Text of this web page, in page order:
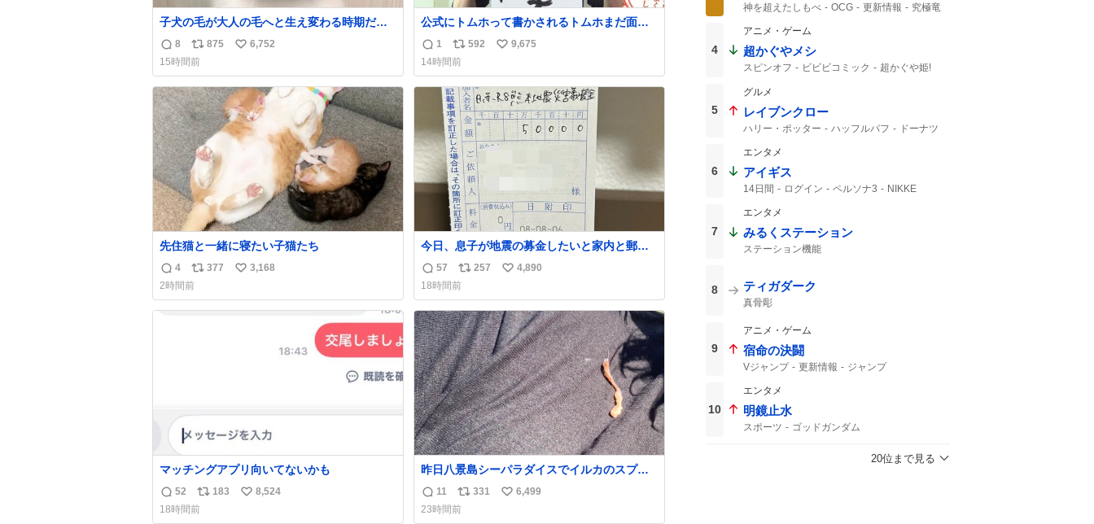
子犬の毛が大人の毛へと生え変わる時期だ
け、着ぐるみを着てるように見える良さがあ
ります
返
信
数
8
リ
ポ
ス
ト
数
875
い
ね
数
6,752
15時間前
公式にトムホって書かされるトムホまだ面白
い
返
信
数
1
リ
ポ
ス
ト
数
592
い
ね
数
9,675
14時間前
先住猫と一緒に寝たい子猫たち
返
信
数
4
リ
ポ
ス
377
い
ね
3,168
2時間前
今日、息子が地震の募金したいと家内と郵便
局に行ったみたいです。おもちゃとか買う選
択肢もあったと思うけど、自分で貯めてた2万
円を役に立てて欲しい、みんなも元気になっ
て欲しいと。家内も一緒に募金したので、自
分も何かできたらなぁと思いました。
返
信
数
57
リ
ポ
ス
ト
数
257
い
ね
数
4,890
18時間前
マッチングアプリ向いてないかも
返
信
52
リ
ポ
183
い
8,524
18時間前
昨日八景島シーパラダイスでイルカのスプラ
ッシュを浴びたらゲソのおまけがついてきま
した。誰の食べカスかわからないけど、とて
も愛おしいです。こんなおまけまで付けても
返
信
11
リ
ポ
331
い
6,499
23時間前
神を超えたしもべ OCG 更新情報
究極竜
4
アニメ・ゲーム
超かぐやメシ
スピンオフ ビビビコミック
超かぐや姫!
超かぐや姫
5
グルメ
レイブンクロー
ハリー・ポッター ハッフルパフ
ドーナツ
6
エンタメ
アイギス
14日間 ログイン ペルソナ3 NIKKE
7
エンタメ
みるくステーション
ステーション機能
8 ティガダーク
真骨彫
9
アニメ・ゲーム
宿命の決闘
Vジャンプ 更新情報 ジャンプ
10
エンタメ
明鏡止水
スポーツ ゴッドガンダム
20位まで見る